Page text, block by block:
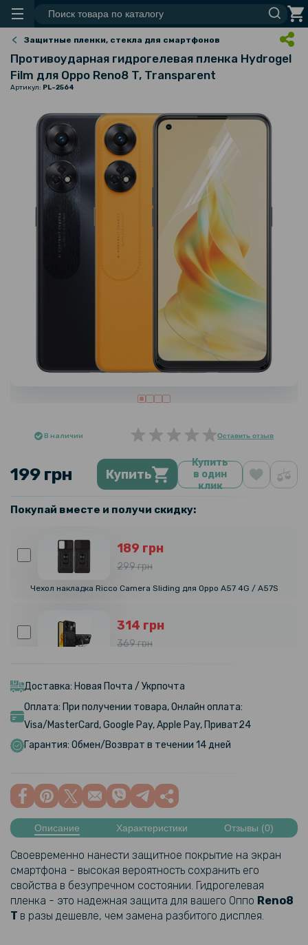
Защитные пленки, стекла для смартфонов
Противоударная гидрогелевая пленка Hydrogel
Film для Oppo Reno8 T, Transparent
Артикул: PL-2564
В наличии Оставить отзыв
199 грн Купить
Купить
в один
клик
Покупай вместе и получи скидку:
189 грн
299 грн
Чехол накладка Ricco Camera Sliding для Oppo A57 4G / A57S
314 грн
369 грн
Чехол-накладка Omeve Magnetic Ring для Oppo Reno8 T 4G
246 грн
289 грн
Кожаный чехол - накладка CODE Tactile Experience для Oppo Reno8
T 4G
254 грн
299 грн
Чехол накладка Ricco Camera Sliding для Oppo Reno8 T 4G
89 грн
119 грн
Защитное стекло Tempered Glass 0.3mm для Oppo A57s / A57 / A77
Transparent
Доставка: Новая Почта / Укрпочта
Оплата: При получении товара, Онлайн оплата:
Visa/MasterCard, Google Pay, Apple Pay, Приват24
Гарантия: Обмен/Возврат в течении 14 дней
Описание Характеристики Отзывы (0)
Своевременно нанести защитное покрытие на экран
смартфона - высокая вероятность сохранить его
свойства в безупречном состоянии. Гидрогелевая
пленка - это надежная защита для вашего Оппо Reno8
T в разы дешевле, чем замена разбитого дисплея.